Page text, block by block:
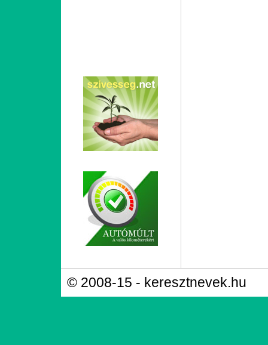
© 2008-15 - keresztnevek.hu